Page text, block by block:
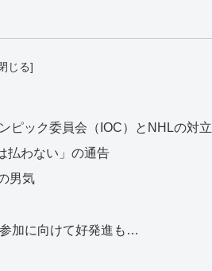
ピック委員会（IOC）とNHLの対立
払わない」の通告
男気
加に向けて好発進も…